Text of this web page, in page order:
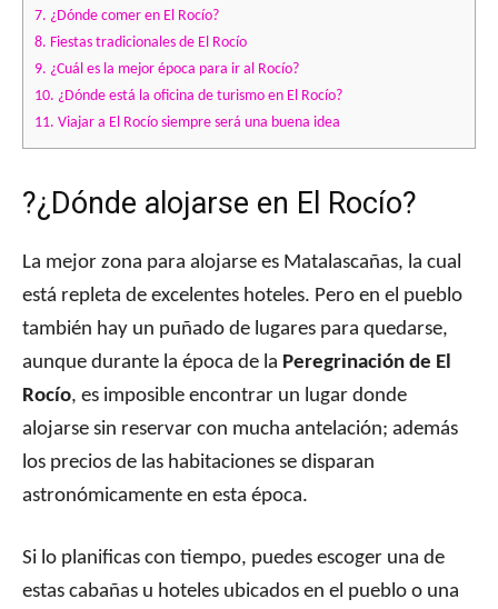
7. ¿Dónde comer en El Rocío?
8. Fiestas tradicionales de El Rocío
9. ¿Cuál es la mejor época para ir al Rocío?
10. ¿Dónde está la oficina de turismo en El Rocío?
11. Viajar a El Rocío siempre será una buena idea
?¿Dónde alojarse en El Rocío?
La mejor zona para alojarse es Matalascañas, la cual
está repleta de excelentes hoteles. Pero en el pueblo
también hay un puñado de lugares para quedarse,
aunque durante la época de la Peregrinación de El
Rocío, es imposible encontrar un lugar donde
alojarse sin reservar con mucha antelación; además
los precios de las habitaciones se disparan
astronómicamente en esta época.
Si lo planificas con tiempo, puedes escoger una de
estas cabañas u hoteles ubicados en el pueblo o una